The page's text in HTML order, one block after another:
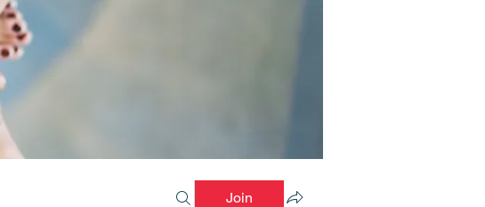
Join